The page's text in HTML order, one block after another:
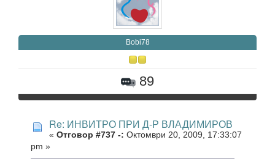
Bobi78
89
Re: ИНВИТРО ПРИ Д-Р ВЛАДИМИРОВ
« Отговор #737 -: Октомври 20, 2009, 17:33:07
pm »